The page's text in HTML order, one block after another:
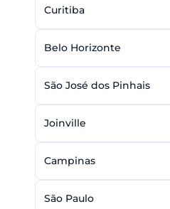
Curitiba
Belo Horizonte
São José dos Pinhais
Joinville
Campinas
São Paulo